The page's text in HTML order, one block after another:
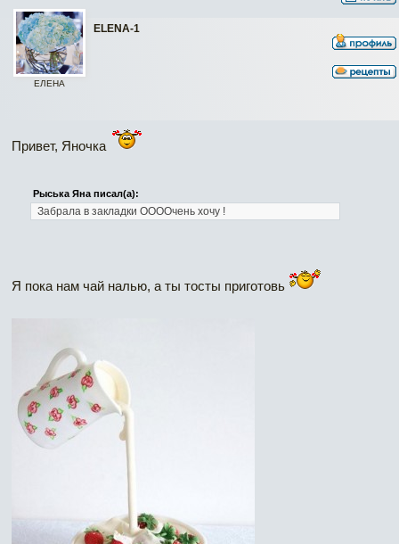
ELENA-1
ЕЛЕНА
Привет, Яночка
Рыська Яна писал(а):
Забрала в закладки ООООчень хочу !
Я пока нам чай налью, а ты тосты приготовь